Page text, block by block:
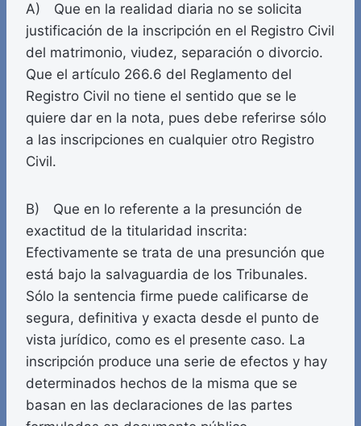
A) Que en la realidad diaria no se solicita
justificación de la inscripción en el Registro Civil
del matrimonio, viudez, separación o divorcio.
Que el artículo 266.6 del Reglamento del
Registro Civil no tiene el sentido que se le
quiere dar en la nota, pues debe referirse sólo
a las inscripciones en cualquier otro Registro
Civil.
B) Que en lo referente a la presunción de
exactitud de la titularidad inscrita:
Efectivamente se trata de una presunción que
está bajo la salvaguardia de los Tribunales.
Sólo la sentencia firme puede calificarse de
segura, definitiva y exacta desde el punto de
vista jurídico, como es el presente caso. La
inscripción produce una serie de efectos y hay
determinados hechos de la misma que se
basan en las declaraciones de las partes